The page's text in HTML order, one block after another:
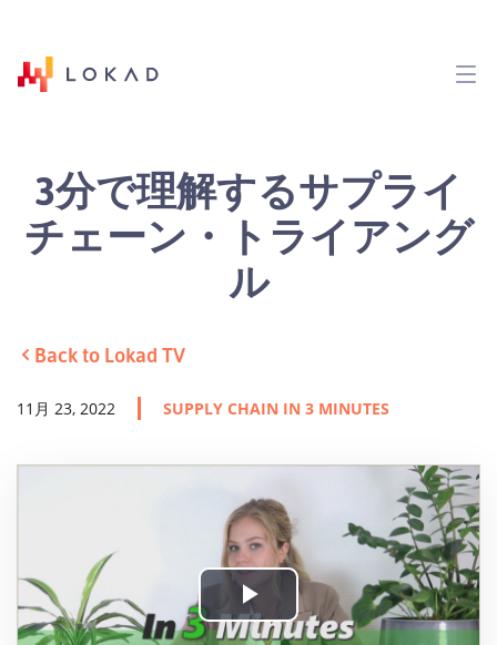
3分で理解するサプライ
チェーン・トライアング
ル
Back to Lokad TV
11月 23, 2022 SUPPLY CHAIN IN 3 MINUTES
Play